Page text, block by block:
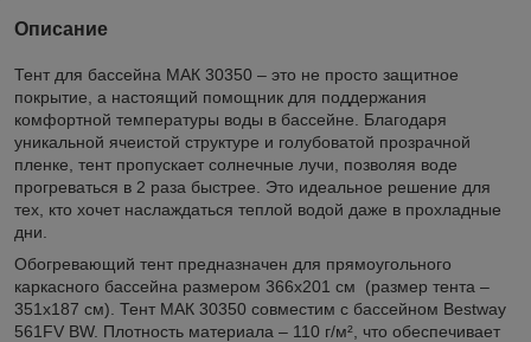
Описание
Тент для бассейна МАК 30350 – это не просто защитное
покрытие, а настоящий помощник для поддержания
комфортной температуры воды в бассейне. Благодаря
уникальной ячеистой структуре и голубоватой прозрачной
пленке, тент пропускает солнечные лучи, позволяя воде
прогреваться в 2 раза быстрее. Это идеальное решение для
тех, кто хочет наслаждаться теплой водой даже в прохладные
дни.
Обогревающий тент предназначен для прямоугольного
каркасного бассейна размером 366x201 см (размер тента –
351x187 см). Тент МАК 30350 совместим с бассейном Bestway
561FV BW. Плотность материала – 110 г/м², что обеспечивает